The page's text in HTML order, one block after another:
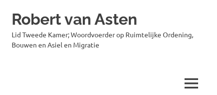
Robert van Asten
Lid Tweede Kamer; Woordvoerder op Ruimtelijke Ordening,
Bouwen en Asiel en Migratie
MENU